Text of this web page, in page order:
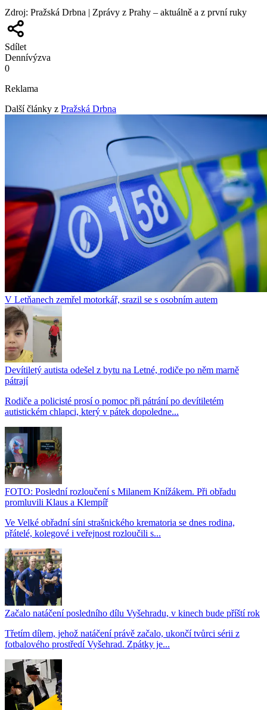
Zdroj: Pražská Drbna | Zprávy z Prahy – aktuálně a z první ruky
Sdílet
Dennívýzva
0
Reklama
Další články z Pražská Drbna
V Letňanech zemřel motorkář, srazil se s osobním autem
Devítiletý autista odešel z bytu na Letné, rodiče po něm marně
pátrají
Rodiče a policisté prosí o pomoc při pátrání po devítiletém
autistickém chlapci, který v pátek dopoledne...
FOTO: Poslední rozloučení s Milanem Knížákem. Při obřadu
promluvili Klaus a Klempíř
Ve Velké obřadní síni strašnického krematoria se dnes rodina,
přátelé, kolegové i veřejnost rozloučili s...
Začalo natáčení posledního dílu Vyšehradu, v kinech bude příští rok
Třetím dílem, jehož natáčení právě začalo, ukončí tvůrci sérii z
fotbalového prostředí Vyšehrad. Zpátky je...